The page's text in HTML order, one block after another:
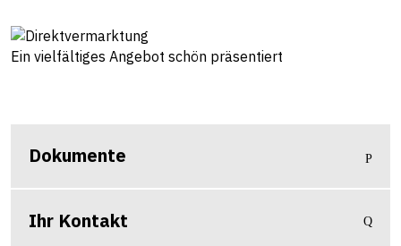
Ein vielfältiges Angebot schön präsentiert
Dokumente
Ihr Kontakt